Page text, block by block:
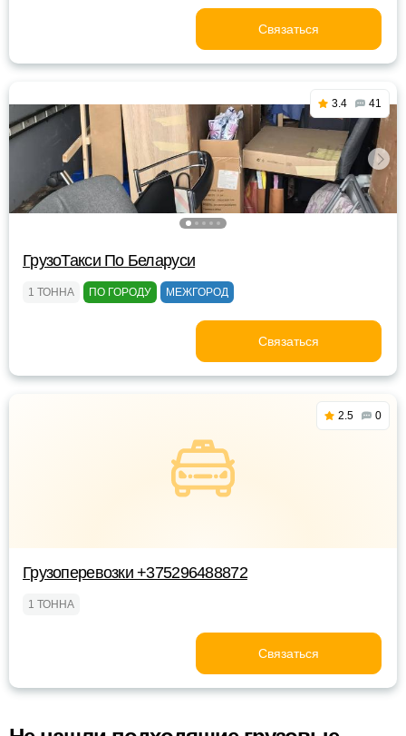
Связаться
3.4 41
ГрузоТакси По Беларуси
1 ТОННА ПО ГОРОДУ МЕЖГОРОД
Связаться
2.5 0
Грузоперевозки +375296488872
1 ТОННА
Связаться